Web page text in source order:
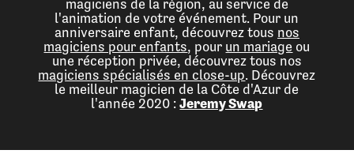
magiciens de la région, au service de
l'animation de votre événement. Pour un
anniversaire enfant, découvrez tous nos
magiciens pour enfants, pour un mariage ou
une réception privée, découvrez tous nos
magiciens spécialisés en close-up. Découvrez
le meilleur magicien de la Côte d'Azur de
l'année 2020 :Jeremy Swap